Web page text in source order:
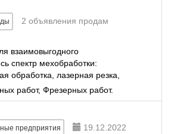
ГОФРИРОВАННЫЙ,
УНИВЕРСАЛЬНЫЙ
2 объявления продам
взаимовыгодного
спектр мехобработки:
обработка, лазерная резка,
большой выбор
деталей и ...
работ, Фрезерных работ.
предприятия
19.12.2022